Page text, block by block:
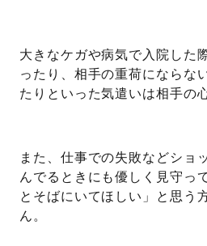
大きなケガや病気で入院した
ったり、相手の重荷にならな
たりといった気遣いは相手の
また、仕事での失敗などショ
んでるときにも優しく見守っ
とそばにいてほしい」と思う
ん。